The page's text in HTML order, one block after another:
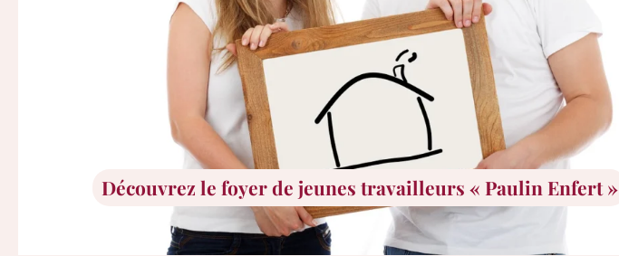
Découvrez le foyer de jeunes travailleurs « Paulin Enfert »